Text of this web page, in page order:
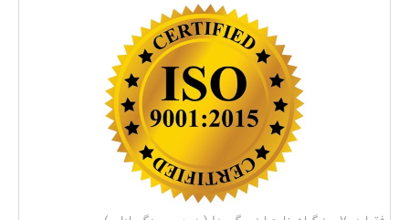
مسکن و ساختمان